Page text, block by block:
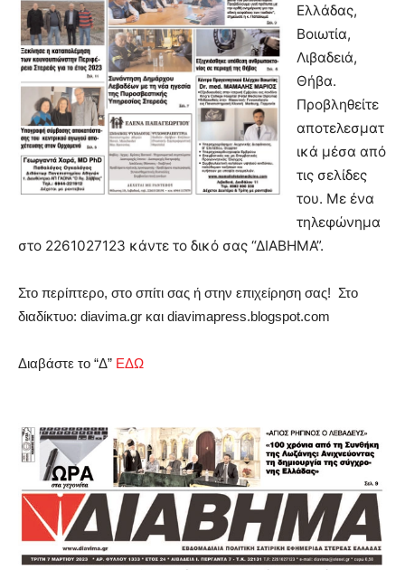
Ελλάδας,
Βοιωτία,
Λιβαδειά,
Θήβα.
Προβληθείτε
αποτελεσματ
ικά μέσα από
τις σελίδες
του. Με ένα
τηλεφώνημα
στο 2261027123 κάντε το δικό σας “ΔΙΑΒΗΜΑ”.
Στο περίπτερο, στο σπίτι σας ή στην επιχείρηση σας! Στο
διαδίκτυο: diavima.gr και diavimapress.blogspot.com
Διαβάστε το “Δ” ΕΔΩ